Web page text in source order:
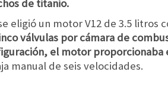
de titanio.
eligió un motor V12 de 3.5 litros
válvulas por cámara de
el motor proporcionaba
manual de seis velocidades.